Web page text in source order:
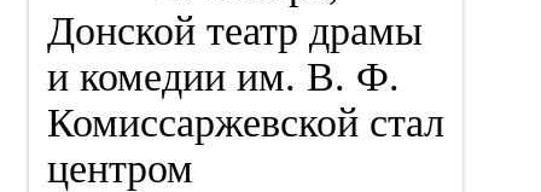
Донской театр драмы
и комедии им. В. Ф.
Комиссаржевской стал
центром